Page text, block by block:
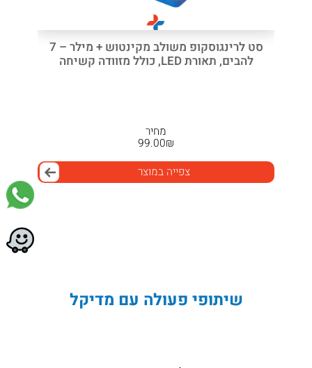
סט לרינגוסקופ משולב מקינטוש + מילר – 7
להבים, תאורת LED, כולל מזוודה קשיחה
מחיר
₪
99.00
צפייה במוצר
שיתופי פעולה עם מדיקל